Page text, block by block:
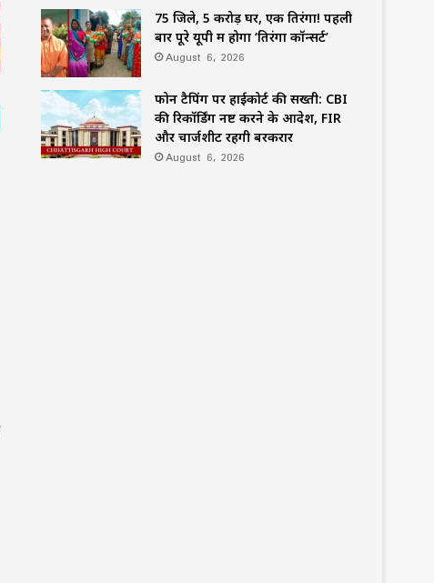
75 जिले, 5 करोड़ घर, एक तिरंगा! पहली
बार पूरे यूपी में होगा ‘तिरंगा कॉन्सर्ट’
August 6, 2026
फोन टैपिंग पर हाईकोर्ट की सख्ती: CBI
की रिकॉर्डिंग नष्ट करने के आदेश, FIR
और चार्जशीट रहेंगी बरकरार
August 6, 2026